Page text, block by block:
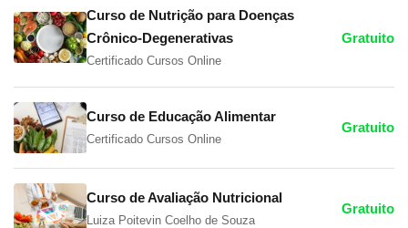
Curso de Nutrição para Doenças
Crônico-Degenerativas
Certificado Cursos Online
Gratuito
Curso de Educação Alimentar
Certificado Cursos Online
Gratuito
Curso de Avaliação Nutricional
Luiza Poitevin Coelho de Souza
Gratuito